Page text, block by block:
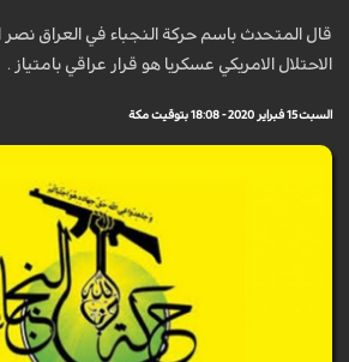
قال المتحدث باسم حركة النجباء في العراق نصر
الاحتلال الامريكي عسكريا هو قرار عراقي بامتياز .
السبت 15 فبراير 2020 - 18:08 بتوقيت مكة